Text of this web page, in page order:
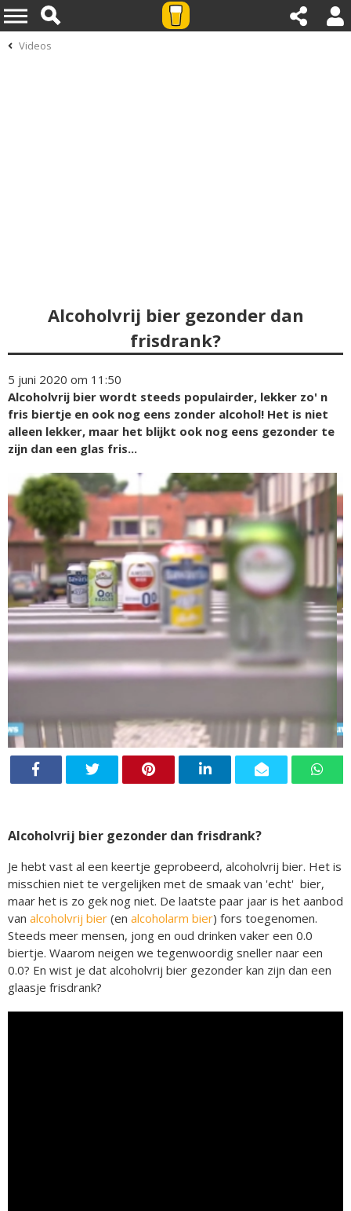
Videos
Alcoholvrij bier gezonder dan
frisdrank?
5 juni 2020 om 11:50
Alcoholvrij bier wordt steeds populairder, lekker zo' n
fris biertje en ook nog eens zonder alcohol! Het is niet
alleen lekker, maar het blijkt ook nog eens gezonder te
zijn dan een glas fris...
Alcoholvrij bier gezonder dan frisdrank?
Je hebt vast al een keertje geprobeerd, alcoholvrij bier. Het is
misschien niet te vergelijken met de smaak van 'echt' bier,
maar het is zo gek nog niet. De laatste paar jaar is het aanbod
van alcoholvrij bier (en alcoholarm bier) fors toegenomen.
Steeds meer mensen, jong en oud drinken vaker een 0.0
biertje. Waarom neigen we tegenwoordig sneller naar een
0.0? En wist je dat alcoholvrij bier gezonder kan zijn dan een
glaasje frisdrank?